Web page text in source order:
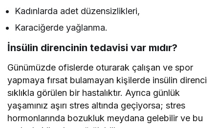
Kadınlarda adet düzensizlikleri,
Karaciğerde yağlanma.
İnsülin direncinin tedavisi var mıdır?
Günümüzde ofislerde oturarak çalışan ve spor
yapmaya fırsat bulamayan kişilerde insülin direnci
sıklıkla görülen bir hastalıktır. Ayrıca günlük
yaşamınız aşırı stres altında geçiyorsa; stres
hormonlarında bozukluk meydana gelebilir ve bu